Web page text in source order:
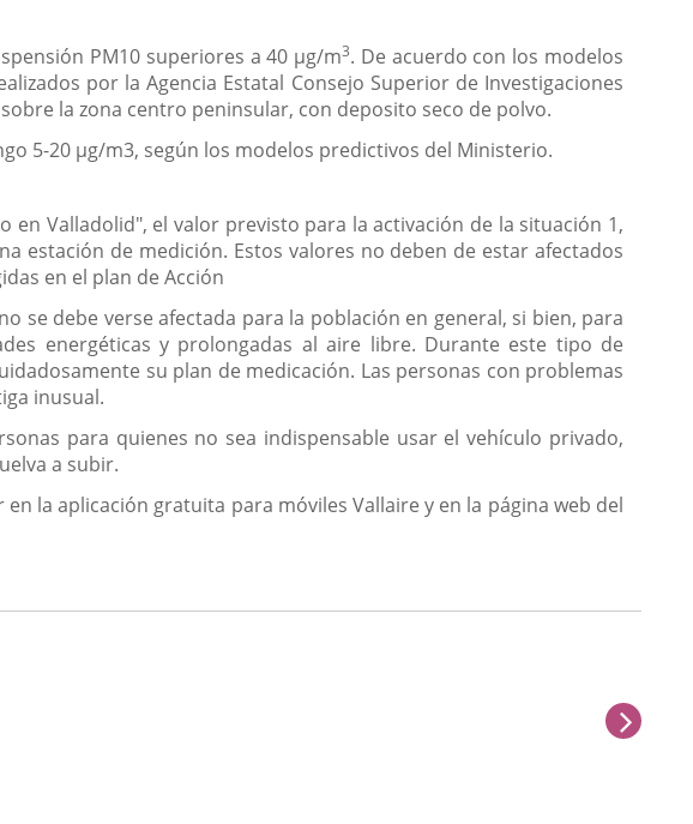
PM10 superiores a 40 µg/m3. De acuerdo con los modelos
por la Agencia Estatal Consejo Superior de Investigaciones
la zona centro peninsular, con deposito seco de polvo.
5-20 µg/m3, según los modelos predictivos del Ministerio.
Valladolid", el valor previsto para la activación de la situación 1,
estación de medición. Estos valores no deben de estar afectados
en el plan de Acción
se debe verse afectada para la población en general, si bien, para
energéticas y prolongadas al aire libre. Durante este tipo de
su plan de medicación. Las personas con problemas
inusual.
para quienes no sea indispensable usar el vehículo privado,
a subir.
la aplicación gratuita para móviles Vallaire y en la página web del